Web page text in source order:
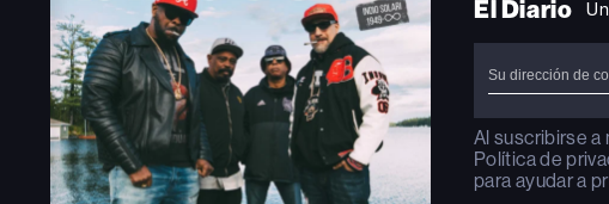
El Diario
Al suscribirse
Política de
para ayudar a